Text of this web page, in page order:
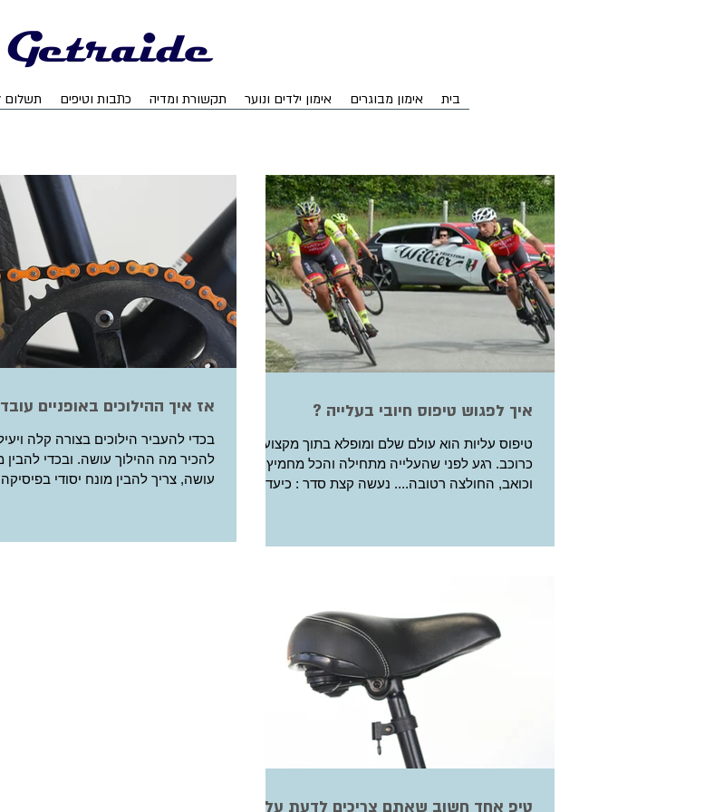
בית אימון מבוגרים אימון ילדים ונוער תקשורת ומדיה כתבות וטיפים תשלום
איך לפגוש טיפוס חיובי בעלייה ?
טיפוס עליות הוא עולם שלם ומופלא בתוך מקצועך
כרוכב. רגע לפני שהעלייה מתחילה והכל מחמיץ
וכואב, החולצה רטובה.... נעשה קצת סדר : כיעד...
אז איך ההילוכים באופניים
בכדי להעביר הילוכים בצורה קלה
להכיר מה ההילוך עושה. ובכדי להבין
עושה, צריך להבין מונח יסודי
טיפ אחד חשוב שאתם צריכים לדעת על